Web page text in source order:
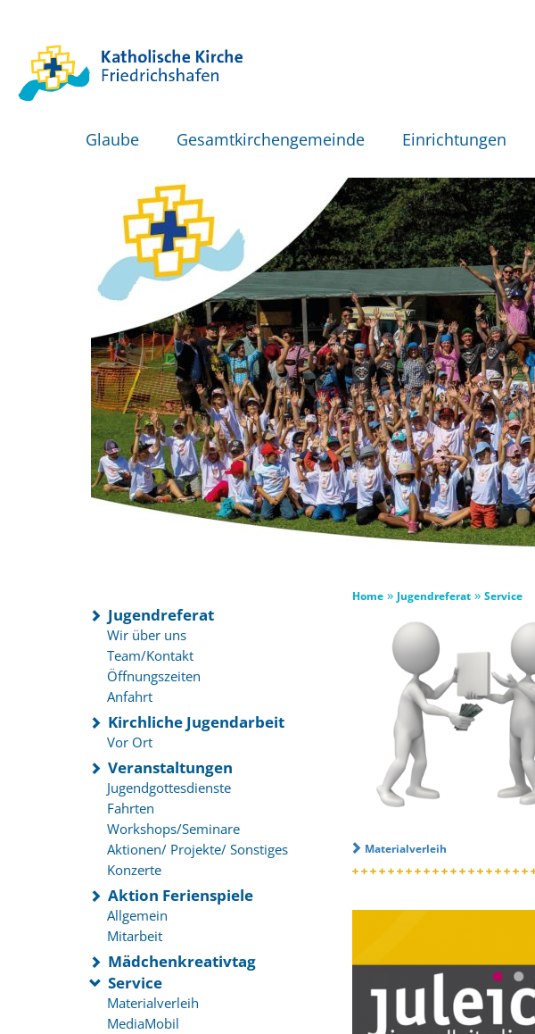
Glaube Gesamtkirchengemeinde Einrichtungen
Jugendreferat
Wir über uns
Team/Kontakt
Öffnungszeiten
Anfahrt
Kirchliche Jugendarbeit
Vor Ort
Veranstaltungen
Jugendgottesdienste
Fahrten
Workshops/Seminare
Aktionen/ Projekte/ Sonstiges
Konzerte
Aktion Ferienspiele
Allgemein
Mitarbeit
Mädchenkreativtag
Service
Materialverleih
MediaMobil
Home» Jugendreferat» Service
Materialverleih